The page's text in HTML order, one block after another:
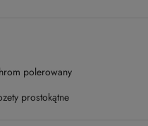
polerowany
prostokątne